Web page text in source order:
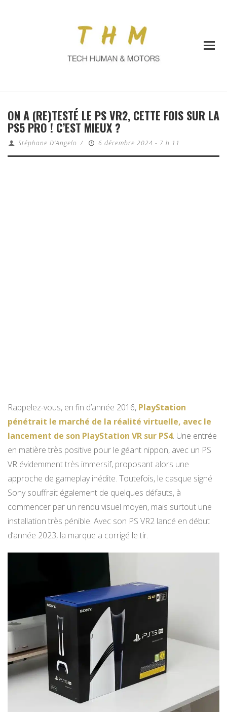
ON A (RE)TESTÉ LE PS VR2, CETTE FOIS SUR LA
PS5 PRO ! C’EST MIEUX ?
Stéphane D'Angelo / 6 décembre 2024 - 7 h 11
Rappelez-vous, en fin d’année 2016, PlayStation
pénétrait le marché de la réalité virtuelle, avec le
lancement de son PlayStation VR sur PS4. Une entrée
en matière très positive pour le géant nippon, avec un PS
VR évidemment très immersif, proposant alors une
approche de gameplay inédite. Toutefois, le casque signé
Sony souffrait également de quelques défauts, à
commencer par un rendu visuel moyen, mais surtout une
installation très pénible. Avec son PS VR2 lancé en début
d’année 2023, la marque a corrigé le tir.